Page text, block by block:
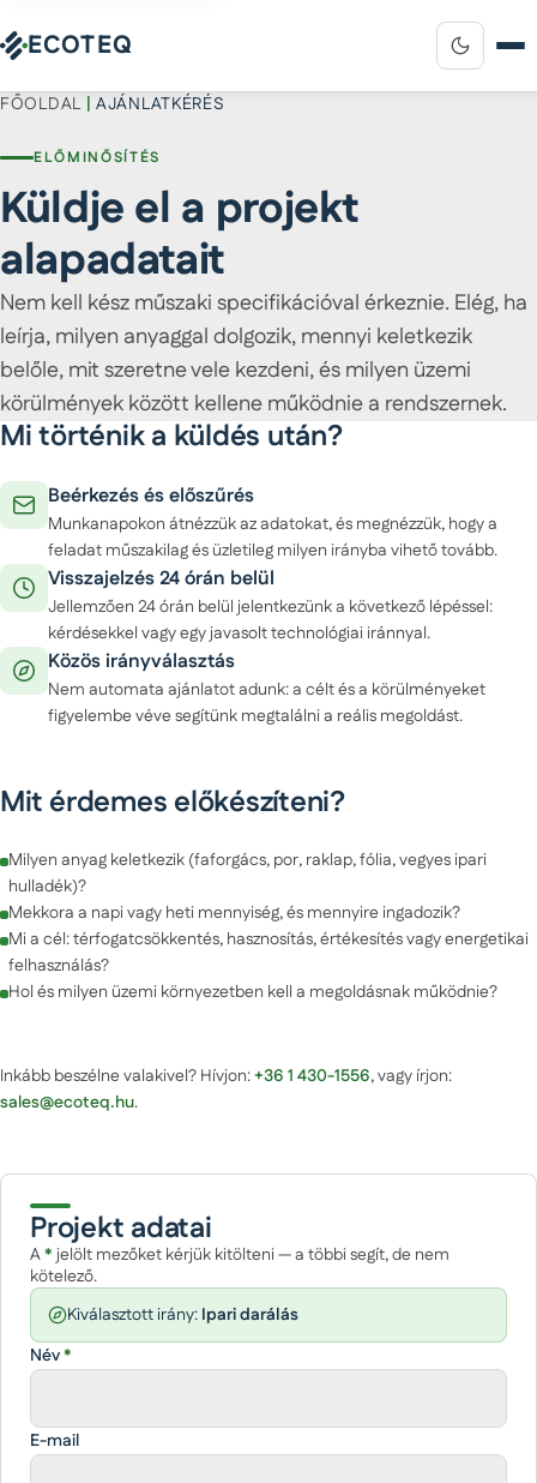
ECOTEQ
FŐOLDAL | AJÁNLATKÉRÉS
ELŐMINŐSÍTÉS
Küldje el a projekt
alapadatait
Nem kell kész műszaki specifikációval érkeznie. Elég, ha
leírja, milyen anyaggal dolgozik, mennyi keletkezik
belőle, mit szeretne vele kezdeni, és milyen üzemi
körülmények között kellene működnie a rendszernek.
Mi történik a küldés után?
Beérkezés és előszűrés
Munkanapokon átnézzük az adatokat, és megnézzük, hogy a
feladat műszakilag és üzletileg milyen irányba vihető tovább.
Visszajelzés 24 órán belül
Jellemzően 24 órán belül jelentkezünk a következő lépéssel:
kérdésekkel vagy egy javasolt technológiai iránnyal.
Közös irányválasztás
Nem automata ajánlatot adunk: a célt és a körülményeket
figyelembe véve segítünk megtalálni a reális megoldást.
Mit érdemes előkészíteni?
Milyen anyag keletkezik (faforgács, por, raklap, fólia, vegyes ipari
hulladék)?
Mekkora a napi vagy heti mennyiség, és mennyire ingadozik?
Mi a cél: térfogatcsökkentés, hasznosítás, értékesítés vagy energetikai
felhasználás?
Hol és milyen üzemi környezetben kell a megoldásnak működnie?
Inkább beszélne valakivel? Hívjon:+36 1 430-1556, vagy írjon:
sales@ecoteq.hu.
Projekt adatai
A*jelölt mezőket kérjük kitölteni — a többi segít, de nem
kötelező.
Kiválasztott irány: Ipari darálás
Név*
E-mail